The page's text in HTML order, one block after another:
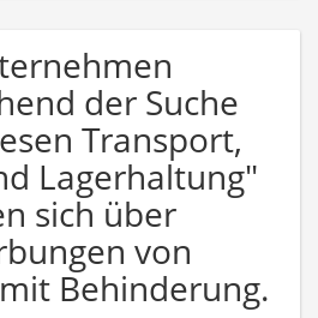
der Suche
Transport,
Lagerhaltung"
sich über
von
Behinderung.